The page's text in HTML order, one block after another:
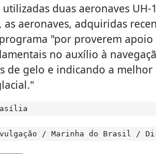
duas aeronaves
aeronaves, adquiridas
"por proverem apoio
no auxílio à
de gelo e indicando a
/ Marinha do Brasil /